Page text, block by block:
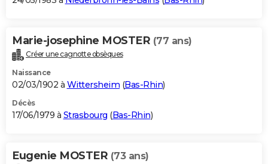
Marie-josephine MOSTER (77 ans)
Créer une cagnotte obsèques
Naissance
02/03/1902 à Wittersheim (Bas-Rhin)
Décès
17/06/1979 à Strasbourg (Bas-Rhin)
Eugenie MOSTER (73 ans)